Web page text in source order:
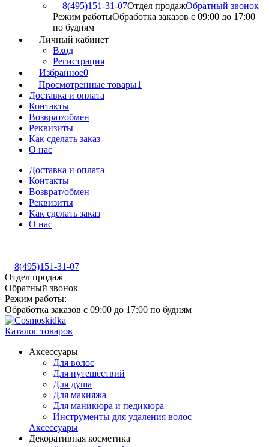
8(495)151-31-07Отдел продажОбратный звонок
Режим работыОбработка заказов с 09:00 до 17:00
по будням
Личный кабинет
Вход
Регистрация
Избранное0
Просмотренные товары1
Доставка и оплата
Контакты
Возврат/обмен
Реквизиты
Как сделать заказ
О нас
Доставка и оплата
Контакты
Возврат/обмен
Реквизиты
Как сделать заказ
О нас
8(495)151-31-07
Отдел продаж
Обратный звонок
Режим работы:
Обработка заказов с 09:00 до 17:00 по будням
Каталог товаров
Аксессуары
Для волос
Для путешествий
Для душа
Для макияжа
Для маникюра и педикюра
Инструменты для удаления волос
Аксессуары
Декоративная косметика